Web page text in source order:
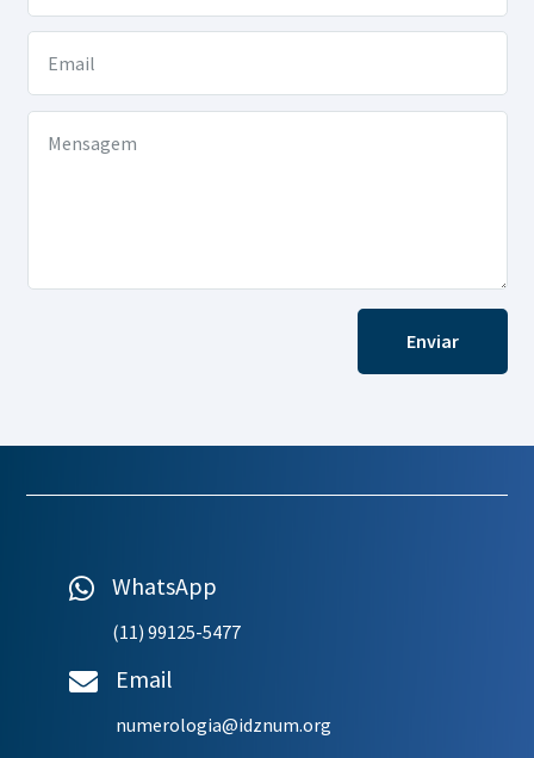
Enviar
 WhatsApp
(11) 99125-5477
 Email
numerologia@idznum.org